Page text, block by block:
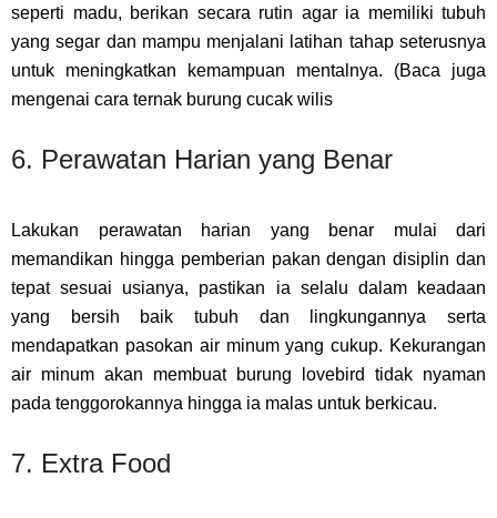
seperti madu, berikan secara rutin agar ia memiliki tubuh
yang segar dan mampu menjalani latihan tahap seterusnya
untuk meningkatkan kemampuan mentalnya. (Baca juga
mengenai cara ternak burung cucak wilis
6. Perawatan Harian yang Benar
Lakukan perawatan harian yang benar mulai dari
memandikan hingga pemberian pakan dengan disiplin dan
tepat sesuai usianya, pastikan ia selalu dalam keadaan
yang bersih baik tubuh dan lingkungannya serta
mendapatkan pasokan air minum yang cukup. Kekurangan
air minum akan membuat burung lovebird tidak nyaman
pada tenggorokannya hingga ia malas untuk berkicau.
7. Extra Food